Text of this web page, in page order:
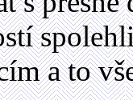
a to